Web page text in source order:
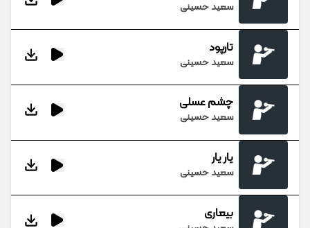
سعید حسینی
تارپود
سعید حسینی
چشم عسلی
سعید حسینی
یار یار
سعید حسینی
بیعاری